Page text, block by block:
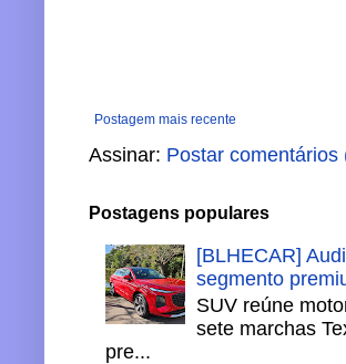
Postagem mais recente
Assinar: Postar comentários
Postagens populares
[BLHECAR]
segmento
SUV reúne
sete marchas
pre...